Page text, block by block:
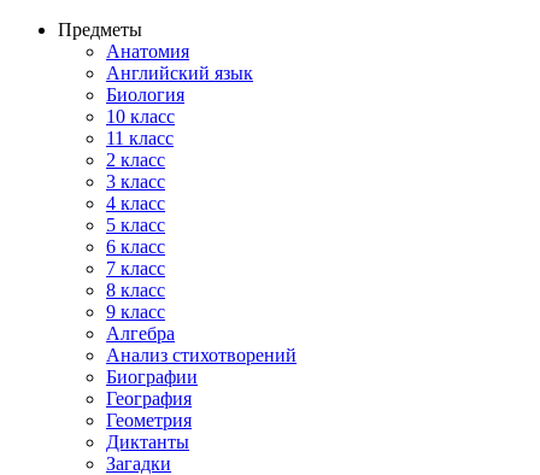
Предметы
Анатомия
Английский язык
Биология
10 класс
11 класс
2 класс
3 класс
4 класс
5 класс
6 класс
7 класс
8 класс
9 класс
Алгебра
Анализ стихотворений
Биографии
География
Геометрия
Диктанты
Загадки